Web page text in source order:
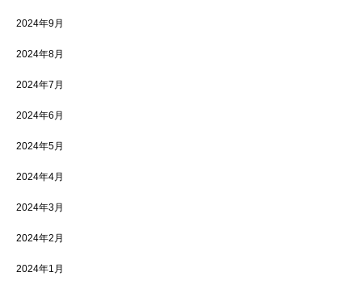
2024年9月
2024年8月
2024年7月
2024年6月
2024年5月
2024年4月
2024年3月
2024年2月
2024年1月